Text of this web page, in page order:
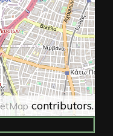
contributors.